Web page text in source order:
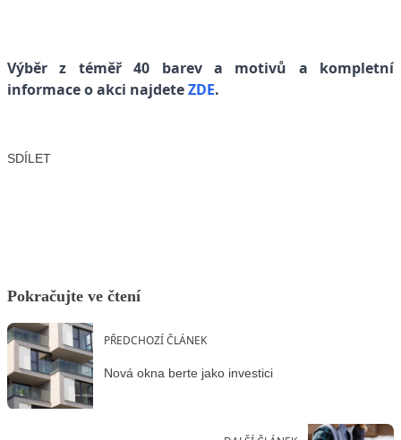
Výběr z téměř 40 barev a motivů a kompletní
informace o akci najdeteZDE.
SDÍLET
Pokračujte ve čtení
PŘEDCHOZÍ ČLÁNEK
Nová okna berte jako investici